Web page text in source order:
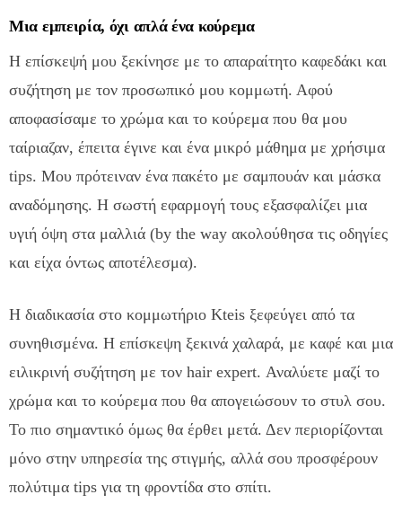
Μια εμπειρία, όχι απλά ένα κούρεμα
Η επίσκεψή μου ξεκίνησε με το απαραίτητο καφεδάκι και
συζήτηση με τον προσωπικό μου κομμωτή. Αφού
αποφασίσαμε το χρώμα και το κούρεμα που θα μου
ταίριαζαν, έπειτα έγινε και ένα μικρό μάθημα με χρήσιμα
tips. Μου πρότειναν ένα πακέτο με σαμπουάν και μάσκα
αναδόμησης. Η σωστή εφαρμογή τους εξασφαλίζει μια
υγιή όψη στα μαλλιά (by the way ακολούθησα τις οδηγίες
και είχα όντως αποτέλεσμα).
Η διαδικασία στο κομμωτήριο Kteis ξεφεύγει από τα
συνηθισμένα. Η επίσκεψη ξεκινά χαλαρά, με καφέ και μια
ειλικρινή συζήτηση με τον hair expert. Αναλύετε μαζί το
χρώμα και το κούρεμα που θα απογειώσουν το στυλ σου.
Το πιο σημαντικό όμως θα έρθει μετά. Δεν περιορίζονται
μόνο στην υπηρεσία της στιγμής, αλλά σου προσφέρουν
πολύτιμα tips για τη φροντίδα στο σπίτι.